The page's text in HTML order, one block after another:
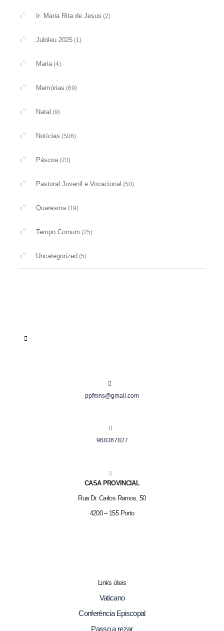
Ir. Maria Rita de Jesus (2)
Jubileu 2025 (1)
Maria(4)
Memórias (69)
Natal (9)
Notícias (506)
Páscoa(23)
Pastoral Juvenil e Vocacional (50)
Quaresma(19)
Tempo Comum (25)
Uncategorized (5)
ppfmns@gmail.com
968367827
CASA PROVINCIAL
Rua Dr. Carlos Ramos, 50
4200 – 155 Porto
Links úteis
Vaticano
Conferência Episcopal
Passo a rezar